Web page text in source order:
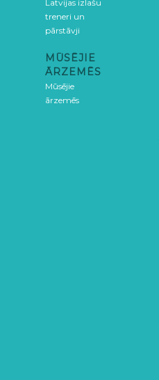
Latvijas izlašu
treneri un
pārstāvji
MŪSĒJIE
ĀRZEMĒS
Mūsējie
ārzemēs